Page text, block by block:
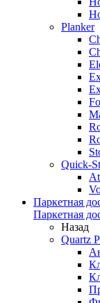
Planker
Quick-
Паркетная
Паркетная
Назад
Quartz